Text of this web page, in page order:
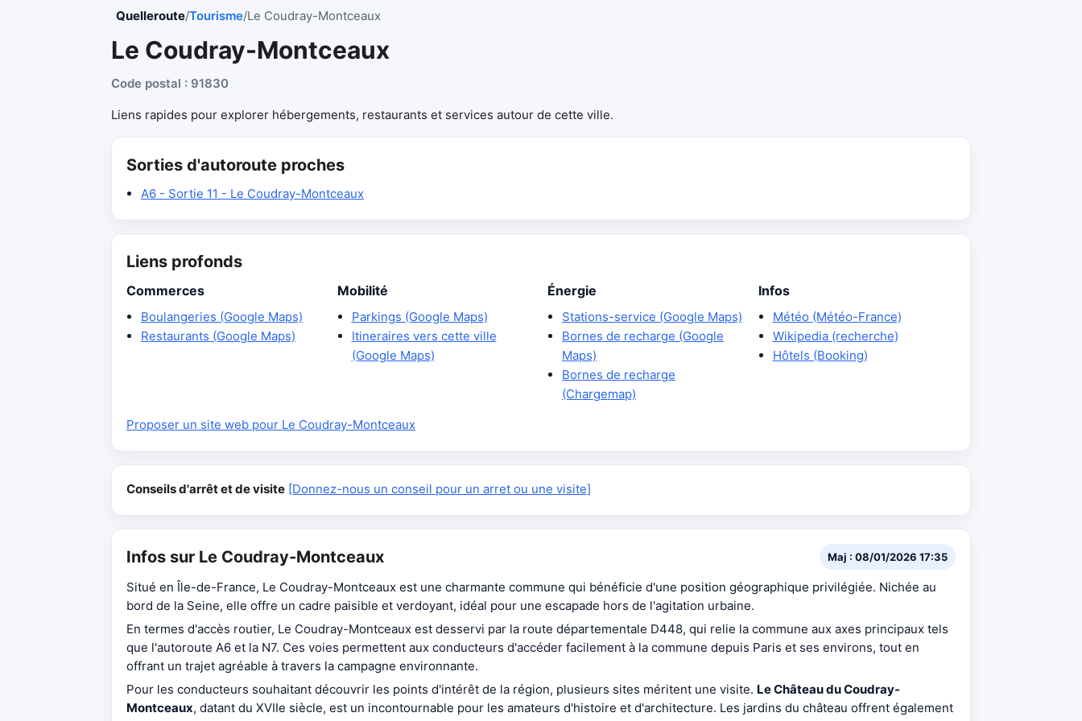
Quelleroute/Tourisme/Le Coudray-Montceaux
Le Coudray-Montceaux
Code postal : 91830
Liens rapides pour explorer hébergements, restaurants et services autour de cette ville.
Sorties d'autoroute proches
A6 - Sortie 11 - Le Coudray-Montceaux
Liens profonds
Commerces
Boulangeries (Google Maps)
Restaurants (Google Maps)
Mobilité
Parkings (Google Maps)
Itineraires vers cette ville
(Google Maps)
Énergie
Stations-service (Google Maps)
Bornes de recharge (Google
Maps)
Bornes de recharge
(Chargemap)
Infos
Météo (Météo-France)
Wikipedia (recherche)
Hôtels (Booking)
Proposer un site web pour Le Coudray-Montceaux
Conseils d'arrêt et de visite [Donnez-nous un conseil pour un arret ou une visite]
Infos sur Le Coudray-Montceaux Maj : 08/01/2026 17:35
Situé en Île-de-France, Le Coudray-Montceaux est une charmante commune qui bénéficie d'une position géographique privilégiée. Nichée au
bord de la Seine, elle offre un cadre paisible et verdoyant, idéal pour une escapade hors de l'agitation urbaine.
En termes d'accès routier, Le Coudray-Montceaux est desservi par la route départementale D448, qui relie la commune aux axes principaux tels
que l'autoroute A6 et la N7. Ces voies permettent aux conducteurs d'accéder facilement à la commune depuis Paris et ses environs, tout en
offrant un trajet agréable à travers la campagne environnante.
Pour les conducteurs souhaitant découvrir les points d'intérêt de la région, plusieurs sites méritent une visite. Le Château du Coudray-
Montceaux, datant du XVIIe siècle, est un incontournable pour les amateurs d'histoire et d'architecture. Les jardins du château offrent également